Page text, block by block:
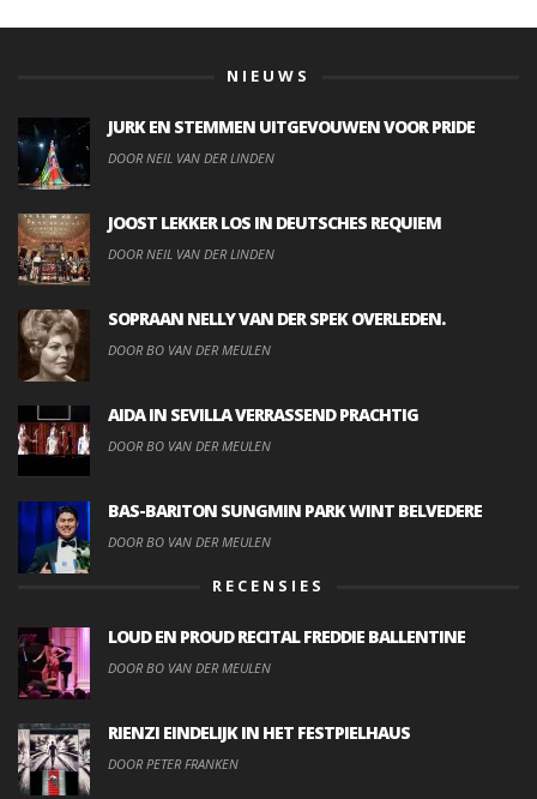
NIEUWS
JURK EN STEMMEN UITGEVOUWEN VOOR PRIDE
DOOR NEIL VAN DER LINDEN
JOOST LEKKER LOS IN DEUTSCHES REQUIEM
DOOR NEIL VAN DER LINDEN
SOPRAAN NELLY VAN DER SPEK OVERLEDEN.
DOOR BO VAN DER MEULEN
AIDA IN SEVILLA VERRASSEND PRACHTIG
DOOR BO VAN DER MEULEN
BAS-BARITON SUNGMIN PARK WINT BELVEDERE
DOOR BO VAN DER MEULEN
RECENSIES
LOUD EN PROUD RECITAL FREDDIE BALLENTINE
DOOR BO VAN DER MEULEN
RIENZI EINDELIJK IN HET FESTPIELHAUS
DOOR PETER FRANKEN